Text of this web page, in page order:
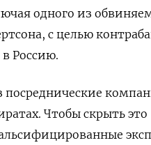
одного из
с целью
Россию.
посреднические
Чтобы скрыть это